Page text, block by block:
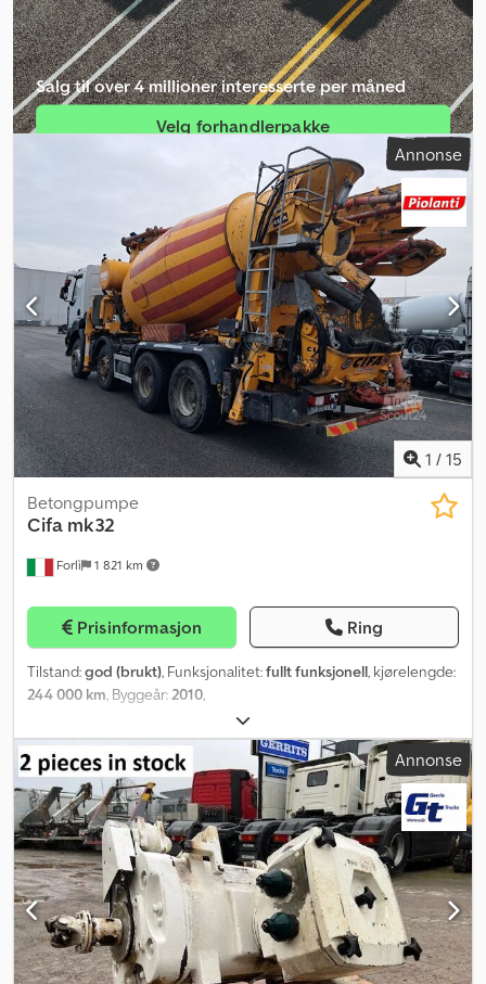
Salg til over 4 millioner interesserte per måned
Velg forhandlerpakke
Opprett enkeltannonse
Annonse
1 / 15
Forlì 1 821 km
Betongpumpe
Cifa mk32
Prisinformasjon Ring
Tilstand:god (brukt), Funksjonalitet:fullt funksjonell, kjørelengde:
244 000 km , Byggeår: 2010
Annonse